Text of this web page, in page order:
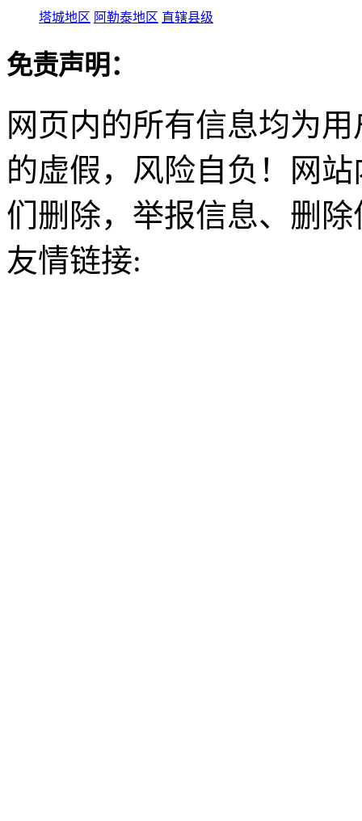
塔城地区 阿勒泰地区 直辖县级
免责声明：
网页内的所有信息均为
的虚假，风险自负！网
们删除，举报信息、删
友情链接: